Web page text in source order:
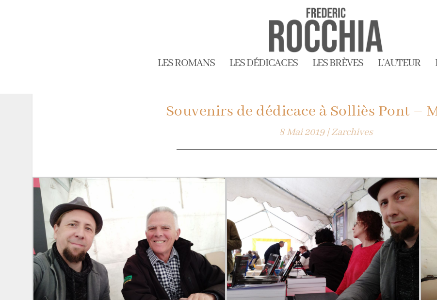
LES ROMANS LES DÉDICACES LES BRÈVES L’AUTEUR
Souvenirs de dédicace à Solliès Pont –
8 Mai 2019|Zarchives